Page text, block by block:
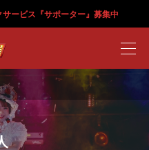
ービス『サポーター』募集中